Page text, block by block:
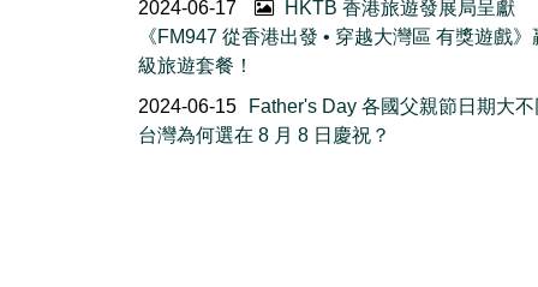
2024-06-17
HKTB 香港旅遊發展局呈獻
《FM947 從香港出發 • 穿越大灣區 有獎遊戲
級旅遊套餐！
2024-06-15
Father's Day 各國父親節日期大
台灣為何選在 8 月 8 日慶祝？